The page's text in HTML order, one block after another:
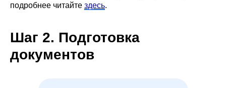
подробнее читайте здесь.
Шаг 2. Подготовка
документов